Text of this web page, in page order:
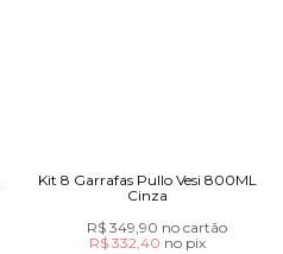
Kit 8 Garrafas Pullo Vesi 800ML
Cinza
R$ 349,90 no cartão
R$ 332,40 no pix